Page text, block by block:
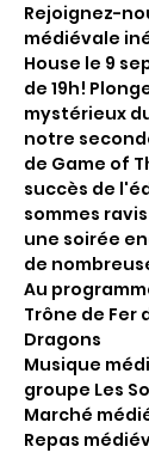
Rejoignez-
médiévale
House le 9
de 19h!
mystérieux
notre
de Game of
succès de
sommes
une soirée
de
Au
Trône de Fer
Dragons
Musique
groupe Les
Marché
Repas